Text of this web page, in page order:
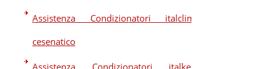
Assistenza Condizionatori italclima
cesenatico
Assistenza Condizionatori italkero